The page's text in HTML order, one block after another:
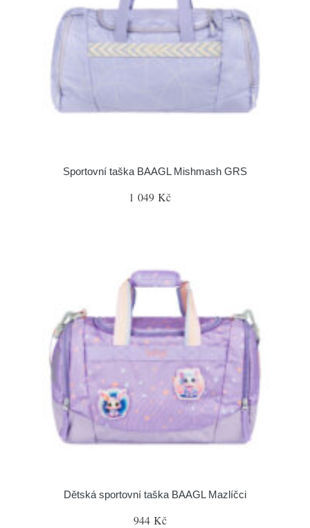
Sportovní taška BAAGL Mishmash GRS
1 049 Kč
Dětská sportovní taška BAAGL Mazlíčci
944 Kč